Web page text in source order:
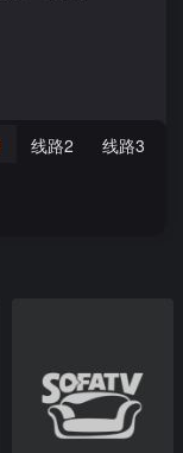
线路2 线路3